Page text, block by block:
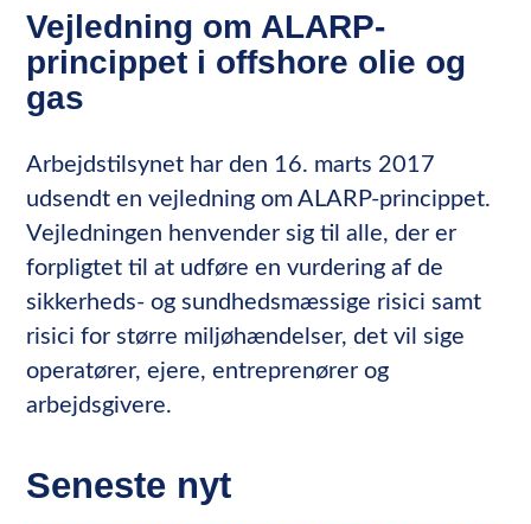
Vejledning om ALARP-
princippet i offshore olie og
gas
Arbejdstilsynet har den 16. marts 2017
udsendt en vejledning om ALARP-princippet.
Vejledningen henvender sig til alle, der er
forpligtet til at udføre en vurdering af de
sikkerheds- og sundhedsmæssige risici samt
risici for større miljøhændelser, det vil sige
operatører, ejere, entreprenører og
arbejdsgivere.
Seneste nyt